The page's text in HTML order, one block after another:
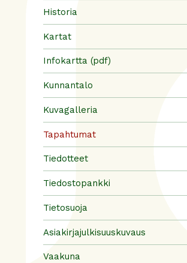
Historia
Kartat
Infokartta (pdf)
Kunnantalo
Kuvagalleria
Tapahtumat
Tiedotteet
Tiedostopankki
Tietosuoja
Asiakirjajulkisuuskuvaus
Vaakuna